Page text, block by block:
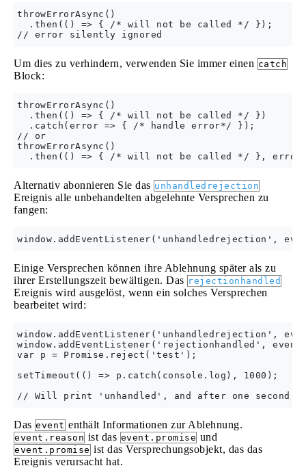
throwErrorAsync()
  .then(() => { /* will not be called */ });
Um dies zu verhindern, verwenden Sie immer einen catch
Block:
throwErrorAsync()
  .then(() => { /* will not be called */ })
  .catch(error => { /* handle error*/ });
// or
throwErrorAsync()
Alternativ abonnieren Sie das unhandledrejection
Ereignis alle unbehandelten abgelehnte Versprechen zu
fangen:
Einige Versprechen können ihre Ablehnung später als zu
ihrer Erstellungszeit bewältigen. Das rejectionhandled
Ereignis wird ausgelöst, wenn ein solches Versprechen
bearbeitet wird:
window.addEventListener('unhandledrejection',
window.addEventListener('rejectionhandled',
var p = Promise.reject('test');
setTimeout(() => p.catch(console.log), 1000);
Das event enthält Informationen zur Ablehnung.
event.reason ist das event.promise und
event.promise ist das Versprechungsobjekt, das das
Ereignis verursacht hat.